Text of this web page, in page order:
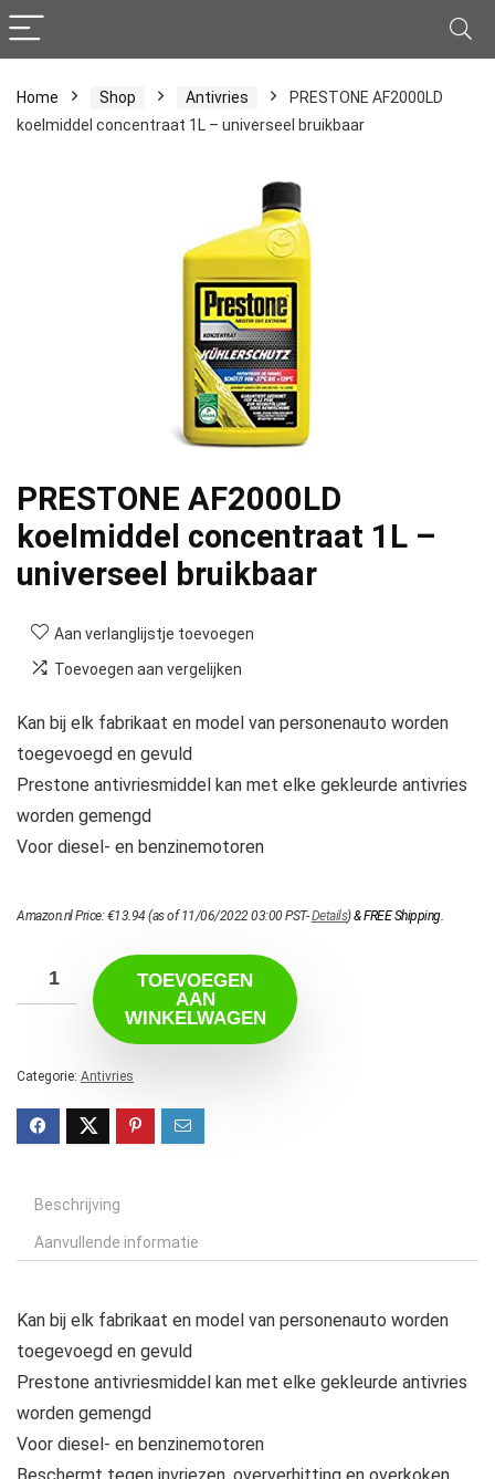
Home Shop Antivries
PRESTONE AF2000LD
koelmiddel concentraat 1L – universeel bruikbaar
PRESTONE AF2000LD
koelmiddel concentraat 1L –
universeel bruikbaar
Aan verlanglijstje toevoegen
Toevoegen aan vergelijken
Kan bij elk fabrikaat en model van personenauto worden
toegevoegd en gevuld
Prestone antivriesmiddel kan met elke gekleurde antivries
worden gemengd
Voor diesel- en benzinemotoren
Amazon.nl Price:€13.94 (as of 11/06/2022 03:00 PST-Details)&FREE Shipping.
TOEVOEGEN
AAN
WINKELWAGEN
Categorie: Antivries
Beschrijving
Aanvullende informatie
Kan bij elk fabrikaat en model van personenauto worden
toegevoegd en gevuld
Prestone antivriesmiddel kan met elke gekleurde antivries
worden gemengd
Voor diesel- en benzinemotoren
Beschermt tegen invriezen, oververhitting en overkoken